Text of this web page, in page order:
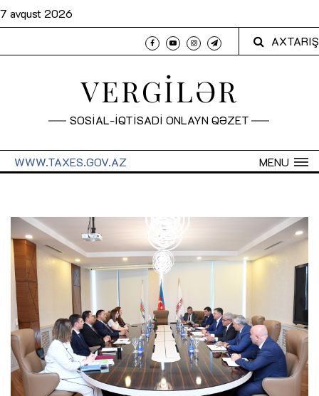
7 avqust 2026
AXTARIŞ
VERGİLƏR
SOSİAL-İQTİSADİ ONLAYN QƏZET
MENU
WWW.TAXES.GOV.AZ